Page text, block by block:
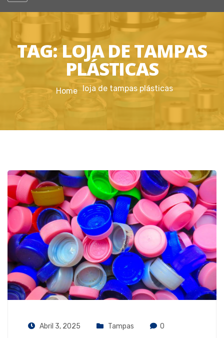
TAG:LOJA DE TAMPAS
PLÁSTICAS
Home loja de tampas plásticas
Abril 3, 2025 Tampas 0